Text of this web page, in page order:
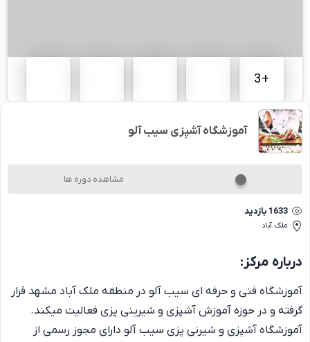
آموزشگاه آشپزی سیب آلو
مشاهده دوره ها
1633 بازدید
ملک آباد
درباره مرکز:
آموزشگاه فنی و حرفه ای سیب آلو در منطقه ملک آباد مشهد قرار
گرفته و در حوزه آموزش آشپزی و شیرینی پزی فعالیت میکند.
آموزشگاه آشپزی و شیرنی پزی سیب آلو دارای مجوز رسمی از
+
3